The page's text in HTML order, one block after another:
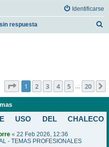
Identificarse
respuesta
Página de 20
1 2 3 4 5 … 20
USO DEL CHALECO
« 22 Feb 2026, 12:36
- TEMAS PROFESIONALES